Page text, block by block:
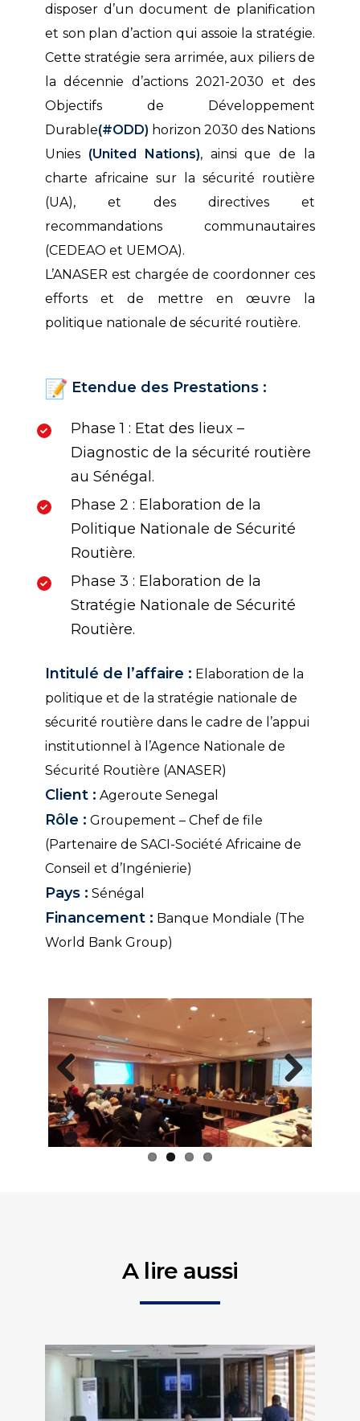
disposer d’un document de planification
et son plan d’action qui assoie la stratégie.
Cette stratégie sera arrimée, aux piliers de
la décennie d’actions 2021-2030 et des
Objectifs de Développement
Durable(#ODD) horizon 2030 des Nations
Unies (United Nations), ainsi que de la
charte africaine sur la sécurité routière
(UA), et des directives et
recommandations communautaires
(CEDEAO et UEMOA).
L’ANASER est chargée de coordonner ces
efforts et de mettre en œuvre la
politique nationale de sécurité routière.
Etendue des Prestations :
Phase 1 : Etat des lieux –
Diagnostic de la sécurité routière
au Sénégal.
Phase 2 : Elaboration de la
Politique Nationale de Sécurité
Routière.
Phase 3 : Elaboration de la
Stratégie Nationale de Sécurité
Routière.
Intitulé de l’affaire : Elaboration de la
politique et de la stratégie nationale de
sécurité routière dans le cadre de l’appui
institutionnel à l’Agence Nationale de
Sécurité Routière (ANASER)
Client : Ageroute Senegal
Rôle : Groupement – Chef de file
(Partenaire de SACI-Société Africaine de
Conseil et d’Ingénierie)
Pays : Sénégal
Financement : Banque Mondiale (The
World Bank Group)
Previous Next
A lire aussi